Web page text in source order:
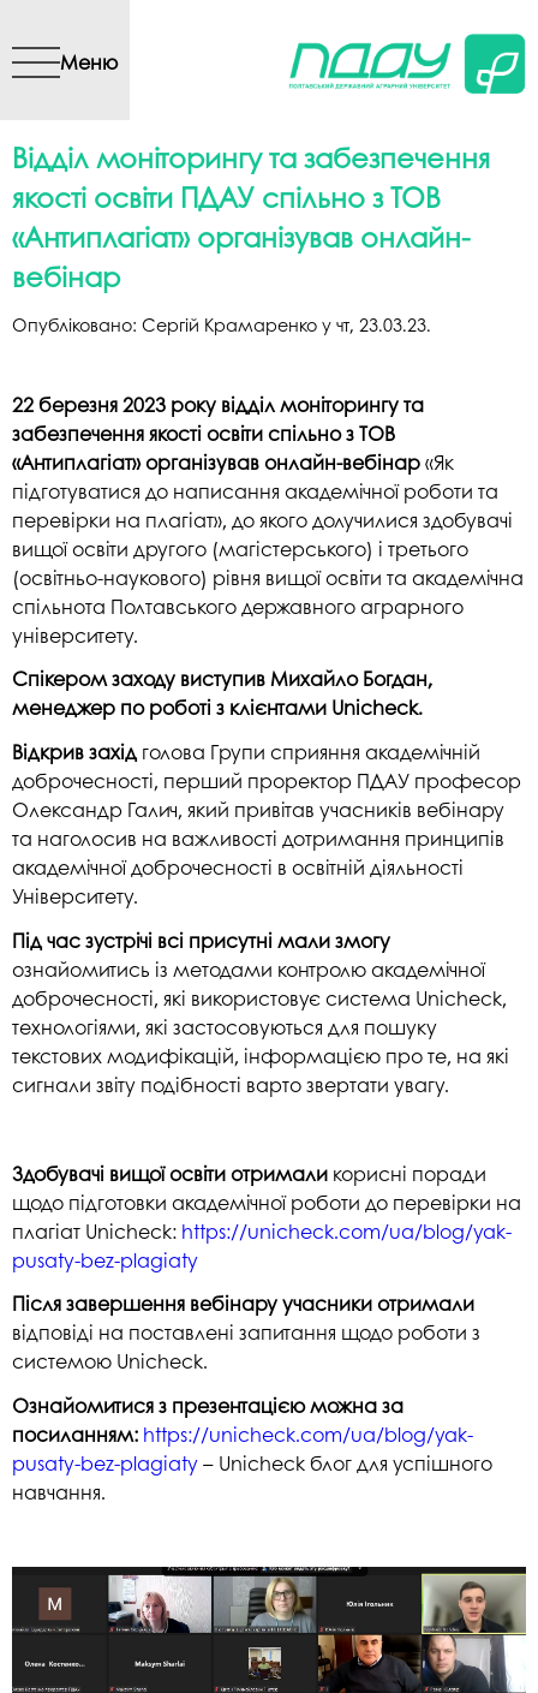
вмісту
Меню
Відділ моніторингу та забезпечення
якості освіти ПДАУ спільно з ТОВ
«Антиплагіат» організував онлайн-
вебінар
Опубліковано: Сергій Крамаренко у чт, 23.03.23.
22 березня 2023 року відділ моніторингу та
забезпечення якості освіти спільно з ТОВ
«Антиплагіат» організував онлайн-вебінар«Як
підготуватися до написання академічної роботи та
перевірки на плагіат», до якого долучилися здобувачі
вищої освіти другого (магістерського) і третього
(освітньо-наукового) рівня вищої освіти та академічна
спільнота Полтавського державного аграрного
університету.
Спікером заходу виступив Михайло Богдан,
менеджер по роботі з клієнтами Unicheck.
Відкрив захід голова Групи сприяння академічній
доброчесності, перший проректор ПДАУ професор
Олександр Галич, який привітав учасників вебінару
та наголосив на важливості дотримання принципів
академічної доброчесності в освітній діяльності
Університету.
Під час зустрічі всі присутні мали змогу
ознайомитись із методами контролю академічної
доброчесності, які використовує система Unicheck,
технологіями, які застосовуються для пошуку
текстових модифікацій, інформацією про те, на які
сигнали звіту подібності варто звертати увагу.
Здобувачі вищої освіти отримали корисні поради
щодо підготовки академічної роботи до перевірки на
плагіат Unicheck: https://unicheck.com/ua/blog/yak-
pusaty-bez-plagiaty
Після завершення вебінару учасники отримали
відповіді на поставлені запитання щодо роботи з
системою Unicheck.
Ознайомитися з презентацією можна за
посиланням: https://unicheck.com/ua/blog/yak-
pusaty-bez-plagiaty– Unicheck блог для успішного
навчання.